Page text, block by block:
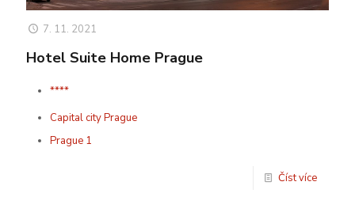
7. 11. 2021
Hotel Suite Home Prague
****
Capital city Prague
Prague 1
Číst více